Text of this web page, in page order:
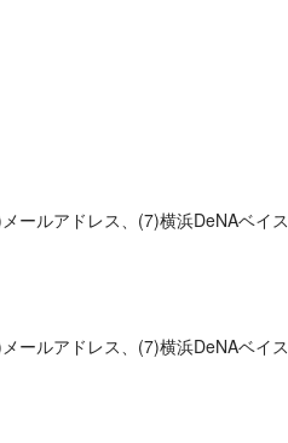
ールアドレス、(7)横浜DeNAベイス
ールアドレス、(7)横浜DeNAベイス